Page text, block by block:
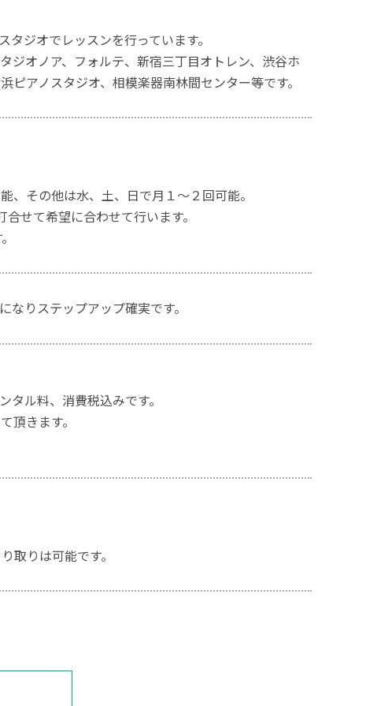
ジオでレッスンを行っています。
ジオノア、フォルテ、新宿三丁目オトレン、渋谷ホ
アノスタジオ、相模楽器南林間センター等です。
、その他は水、土、日で月１〜２回可能。
せて希望に合わせて行います。
りステップアップ確実です。
ル料、消費税込みです。
頂きます。
取りは可能です。